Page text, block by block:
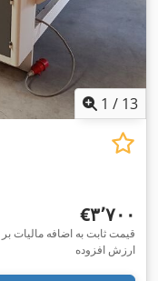
1 / 13
‎€۳٬۷۰۰
ارزش افزوده